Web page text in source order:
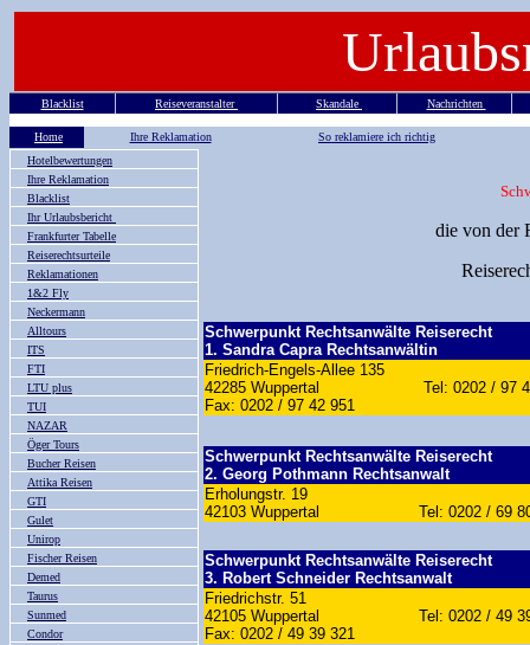
Blacklist Reiseveranstalter Skandale Nachrichten
Home Ihre Reklamation
So reklamiere ich richtig
Hotelbewertungen
Ihre Reklamation
Blacklist
Ihr Urlaubsbericht
Frankfurter Tabelle
Reiserechtsurteile
Reklamationen
1&2 Fly
Neckermann
Alltours
ITS
FTI
LTU plus
TUI
NAZAR
Öger Tours
Bucher Reisen
Attika Reisen
GTI
Gulet
Unirop
Fischer Reisen
Demed
Taurus
Sunmed
Condor
die von der
Schwerpunkt Rechtsanwälte Reiserecht
1. Sandra Capra Rechtsanwältin
Friedrich-Engels-Allee 135
42285 Wuppertal Tel: 0202 /
Fax: 0202 / 97 42 951
Schwerpunkt Rechtsanwälte Reiserecht
2. Georg Pothmann Rechtsanwalt
Erholungstr. 19
42103 Wuppertal Tel: 0202 / 69 80
Schwerpunkt Rechtsanwälte Reiserecht
3. Robert Schneider Rechtsanwalt
Friedrichstr. 51
42105 Wuppertal Tel: 0202 /
Fax: 0202 / 49 39 321